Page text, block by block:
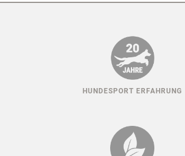
HUNDESPORT ERFAHRUNG